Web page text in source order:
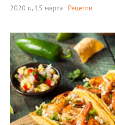
2020 г., 15 марта Рецепти